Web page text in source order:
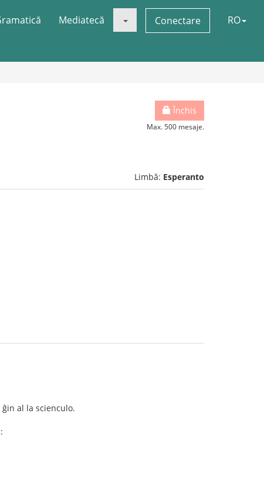
Mediatecă Conectare RO
Închis
Max. 500 mesaje.
Limbă: Esperanto
al la scienculo.